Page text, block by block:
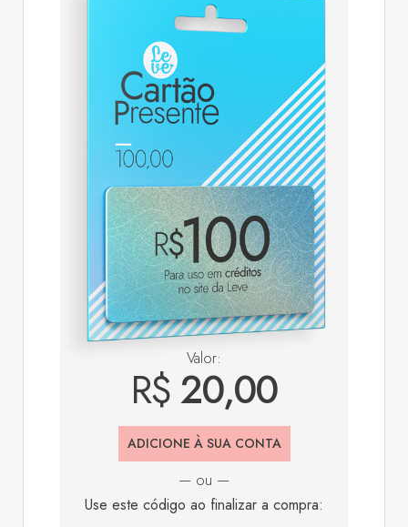
Valor:
R$20,00
ADICIONE À SUA CONTA
— ou —
Use este código ao finalizar a compra: